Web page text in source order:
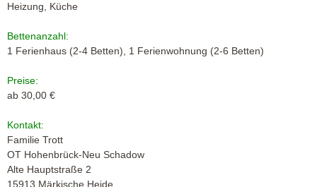
Heizung, Küche
Bettenanzahl:
1 Ferienhaus (2-4 Betten), 1 Ferienwohnung (2-6 Betten)
Preise:
ab 30,00 €
Kontakt:
Familie Trott
OT Hohenbrück-Neu Schadow
Alte Hauptstraße 2
15913 Märkische Heide